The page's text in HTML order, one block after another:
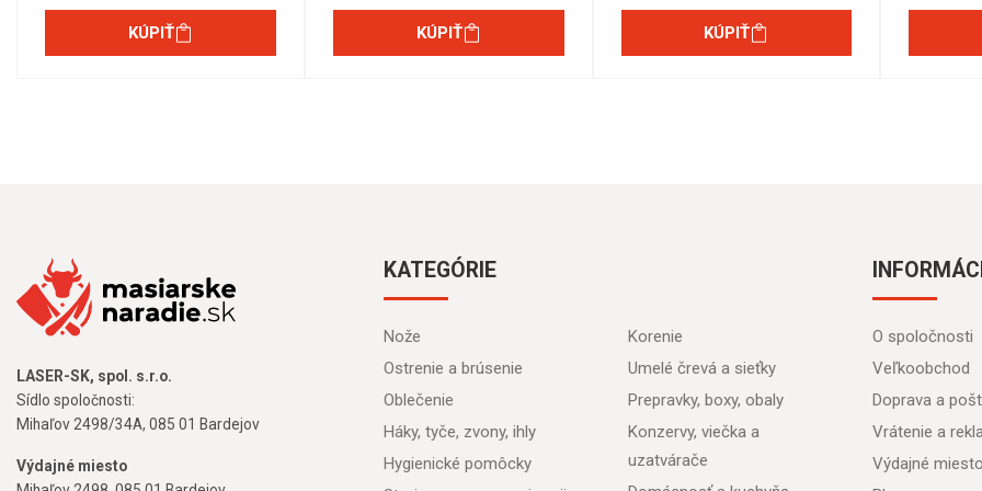
KÚPIŤ KÚPIŤ KÚPIŤ
LASER-SK, spol. s.r.o.
Sídlo spoločnosti:
Mihaľov 2498/34A, 085 01 Bardejov
Výdajné miesto
KATEGÓRIE
Nože
Ostrenie a brúsenie
Oblečenie
Háky, tyče, zvony, ihly
Hygienické pomôcky
Korenie
Umelé črevá a sieťky
Prepravky, boxy, obaly
Konzervy, viečka a
uzatvárače
O spoločnosti
Veľkoobchod
Doprava a
Vrátenie a
Výdajné miesto